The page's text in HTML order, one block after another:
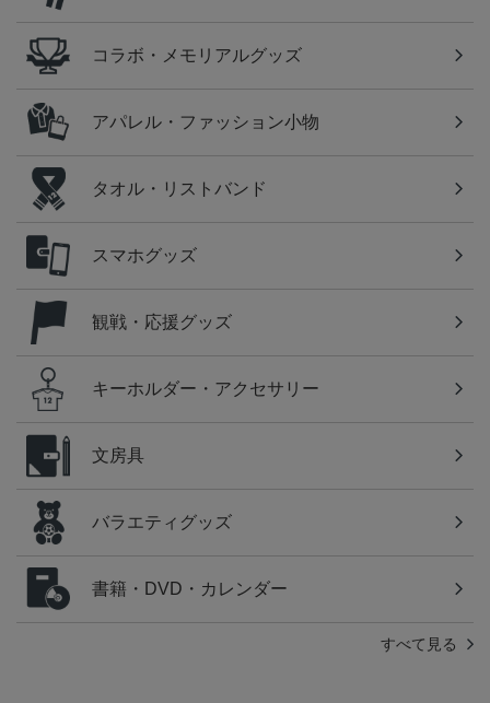
コラボ・メモリアルグッズ
アパレル・ファッション小物
タオル・リストバンド
スマホグッズ
観戦・応援グッズ
キーホルダー・アクセサリー
文房具
バラエティグッズ
書籍・DVD・カレンダー
すべて見る